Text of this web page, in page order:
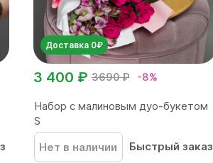
Доставка 0₽
3690 ₽ -8%
3 400 ₽
Набор с малиновым дуо-букетом
S
Нет в наличии
Быстрый заказ